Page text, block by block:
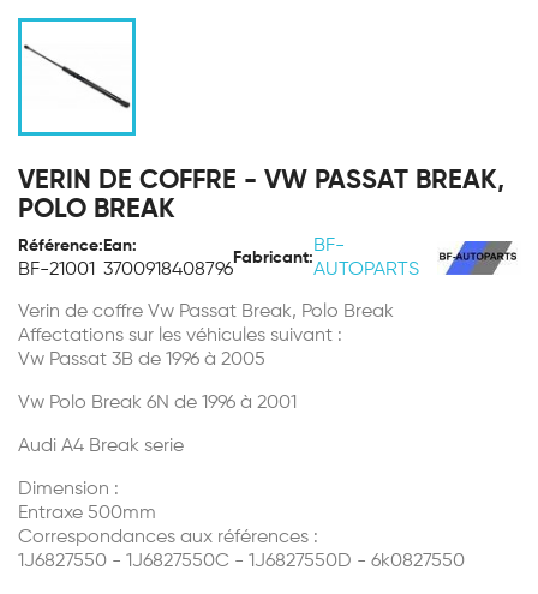
VERIN DE COFFRE - VW PASSAT BREAK,
POLO BREAK
Référence:
BF-21001
Ean:
3700918408796
Fabricant:
BF-
AUTOPARTS
Verin de coffre Vw Passat Break, Polo Break
Affectations sur les véhicules suivant :
Vw Passat 3B de 1996 à 2005
Vw Polo Break 6N de 1996 à 2001
Audi A4 Break serie
Dimension :
Entraxe 500mm
Correspondances aux références :
1J6827550 - 1J6827550C - 1J6827550D - 6k0827550